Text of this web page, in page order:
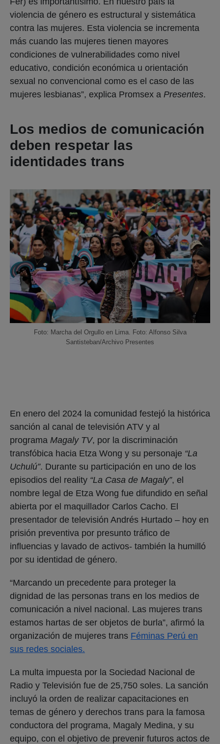
violencia de género es estructural y sistemática
contra las mujeres. Esta violencia se incrementa
más cuando las mujeres tienen mayores
condiciones de vulnerabilidades como nivel
educativo, condición económica u orientación
sexual no convencional como es el caso de las
mujeres lesbianas”, explica Promsex a Presentes.
Los medios de comunicación
deben respetar las
identidades trans
Foto: Marcha del Orgullo en Lima. Foto: Alfonso Silva
Santisteban/Archivo Presentes
En enero del 2024 la comunidad festejó la histórica
sanción al canal de televisión ATV y al
programa Magaly TV, por la discriminación
transfóbica hacia Etza Wong y su personaje “La
Uchulú”. Durante su participación en uno de los
episodios del reality “La Casa de Magaly”, el
nombre legal de Etza Wong fue difundido en señal
abierta por el maquillador Carlos Cacho. El
presentador de televisión Andrés Hurtado – hoy en
prisión preventiva por presunto tráfico de
influencias y lavado de activos- también la humilló
por su identidad de género.
“Marcando un precedente para proteger la
dignidad de las personas trans en los medios de
comunicación a nivel nacional. Las mujeres trans
estamos hartas de ser objetos de burla”, afirmó la
organización de mujeres trans Féminas Perú en
sus redes sociales.
La multa impuesta por la Sociedad Nacional de
Radio y Televisión fue de 25,750 soles. La sanción
incluyó la orden de realizar capacitaciones en
temas de género y derechos trans para la famosa
conductora del programa, Magaly Medina, y su
equipo, con el objetivo de prevenir futuros actos de